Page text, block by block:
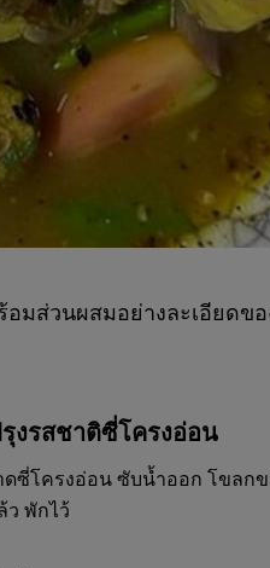
มส่วนผสมอย่างละเอียดข
งรสชาติซี่โครงอ่อน
ซี่โครงอ่อน ซับน้ำออก โขลก
ว พักไว้